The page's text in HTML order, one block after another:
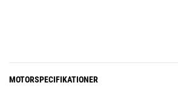
MOTORSPECIFIKATIONER